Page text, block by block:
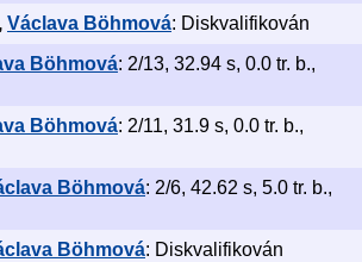
, Václava Böhmová: Diskvalifikován
Böhmová: 2/13, 32.94 s, 0.0 tr. b.,
Böhmová: 2/11, 31.9 s, 0.0 tr. b.,
Böhmová: 2/6, 42.62 s, 5.0 tr. b.,
Böhmová: Diskvalifikován